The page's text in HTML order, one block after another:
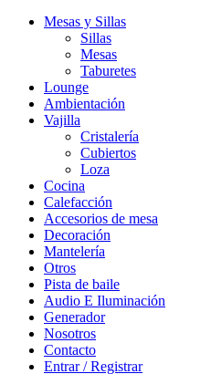
Mesas y Sillas
Sillas
Mesas
Taburetes
Lounge
Ambientación
Vajilla
Cristalería
Cubiertos
Loza
Cocina
Calefacción
Accesorios de mesa
Decoración
Mantelería
Otros
Pista de baile
Audio E Iluminación
Generador
Nosotros
Contacto
Entrar / Registrar